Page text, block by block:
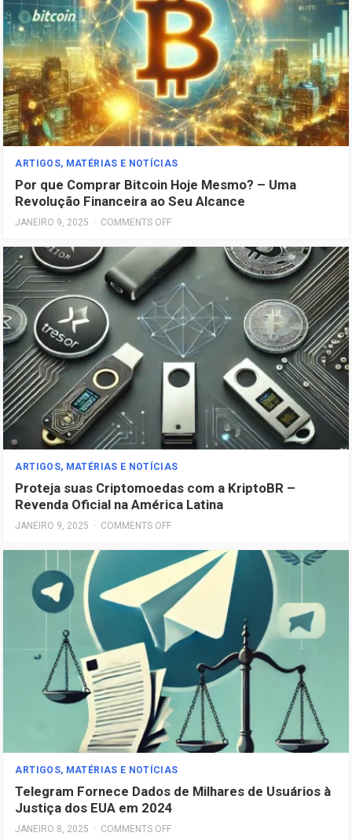
ARTIGOS, MATÉRIAS E NOTÍCIAS
Por que Comprar Bitcoin Hoje Mesmo? – Uma
Revolução Financeira ao Seu Alcance
JANEIRO 9, 2025 · COMMENTS OFF
ARTIGOS, MATÉRIAS E NOTÍCIAS
Proteja suas Criptomoedas com a KriptoBR –
Revenda Oficial na América Latina
JANEIRO 9, 2025 · COMMENTS OFF
ARTIGOS, MATÉRIAS E NOTÍCIAS
Telegram Fornece Dados de Milhares de Usuários à
Justiça dos EUA em 2024
JANEIRO 8, 2025 · COMMENTS OFF